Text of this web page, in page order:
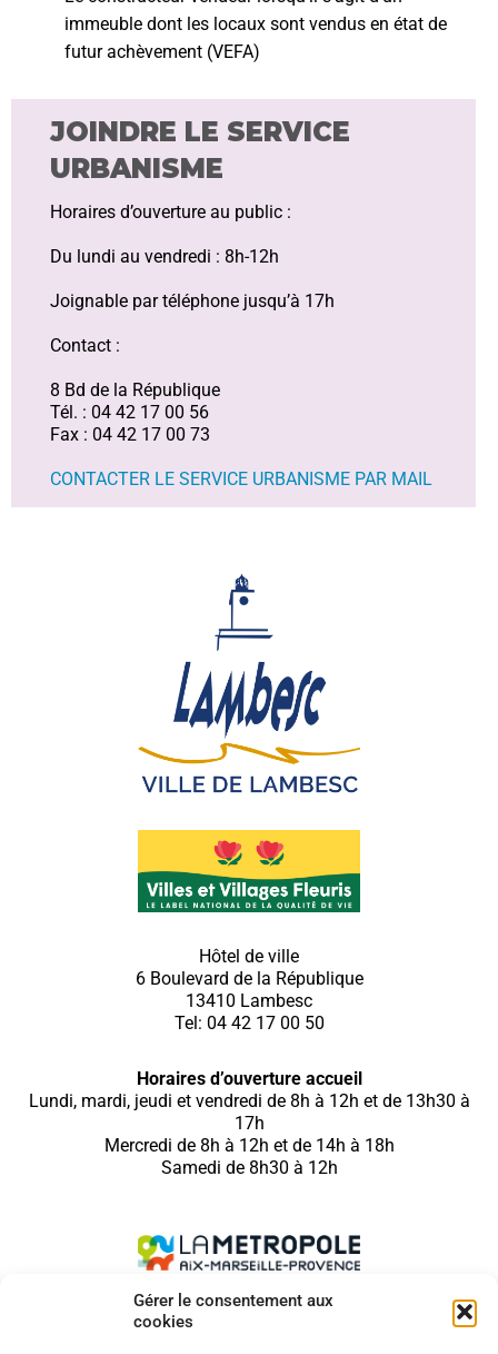
Gérer le consentement aux
cookies
immeuble dont les locaux sont vendus en état de
futur achèvement (VEFA)
JOINDRE LE SERVICE
URBANISME
Horaires d’ouverture au public :
Du lundi au vendredi : 8h-12h
Joignable par téléphone jusqu’à 17h
Contact :
8 Bd de la République
Tél. : 04 42 17 00 56
Fax : 04 42 17 00 73
CONTACTER LE SERVICE URBANISME PAR MAIL
Hôtel de ville
6 Boulevard de la République
13410 Lambesc
Tel: 04 42 17 00 50
Horaires d’ouverture accueil
Lundi, mardi, jeudi et vendredi de 8h à 12h et de 13h30 à
17h
Mercredi de 8h à 12h et de 14h à 18h
Samedi de 8h30 à 12h